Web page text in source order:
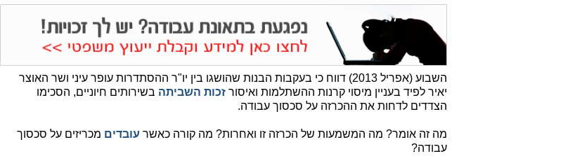
השבוע (אפריל 2013) דווח כי בעקבות הבנות שהושגו בין יו"ר ההסתדרות עופר עיני ושר האוצר
יאיר לפיד בעניין מיסוי קרנות ההשתלמות ואיסור זכות השביתה בשירותים חיוניים, הסכימו
הצדדים לדחות את ההכרזה על סכסוך עבודה.
מה זה אומר? מה המשמעות של הכרזה זו ואחרות? מה קורה כאשר עובדים מכריזים על סכסוך
עבודה?